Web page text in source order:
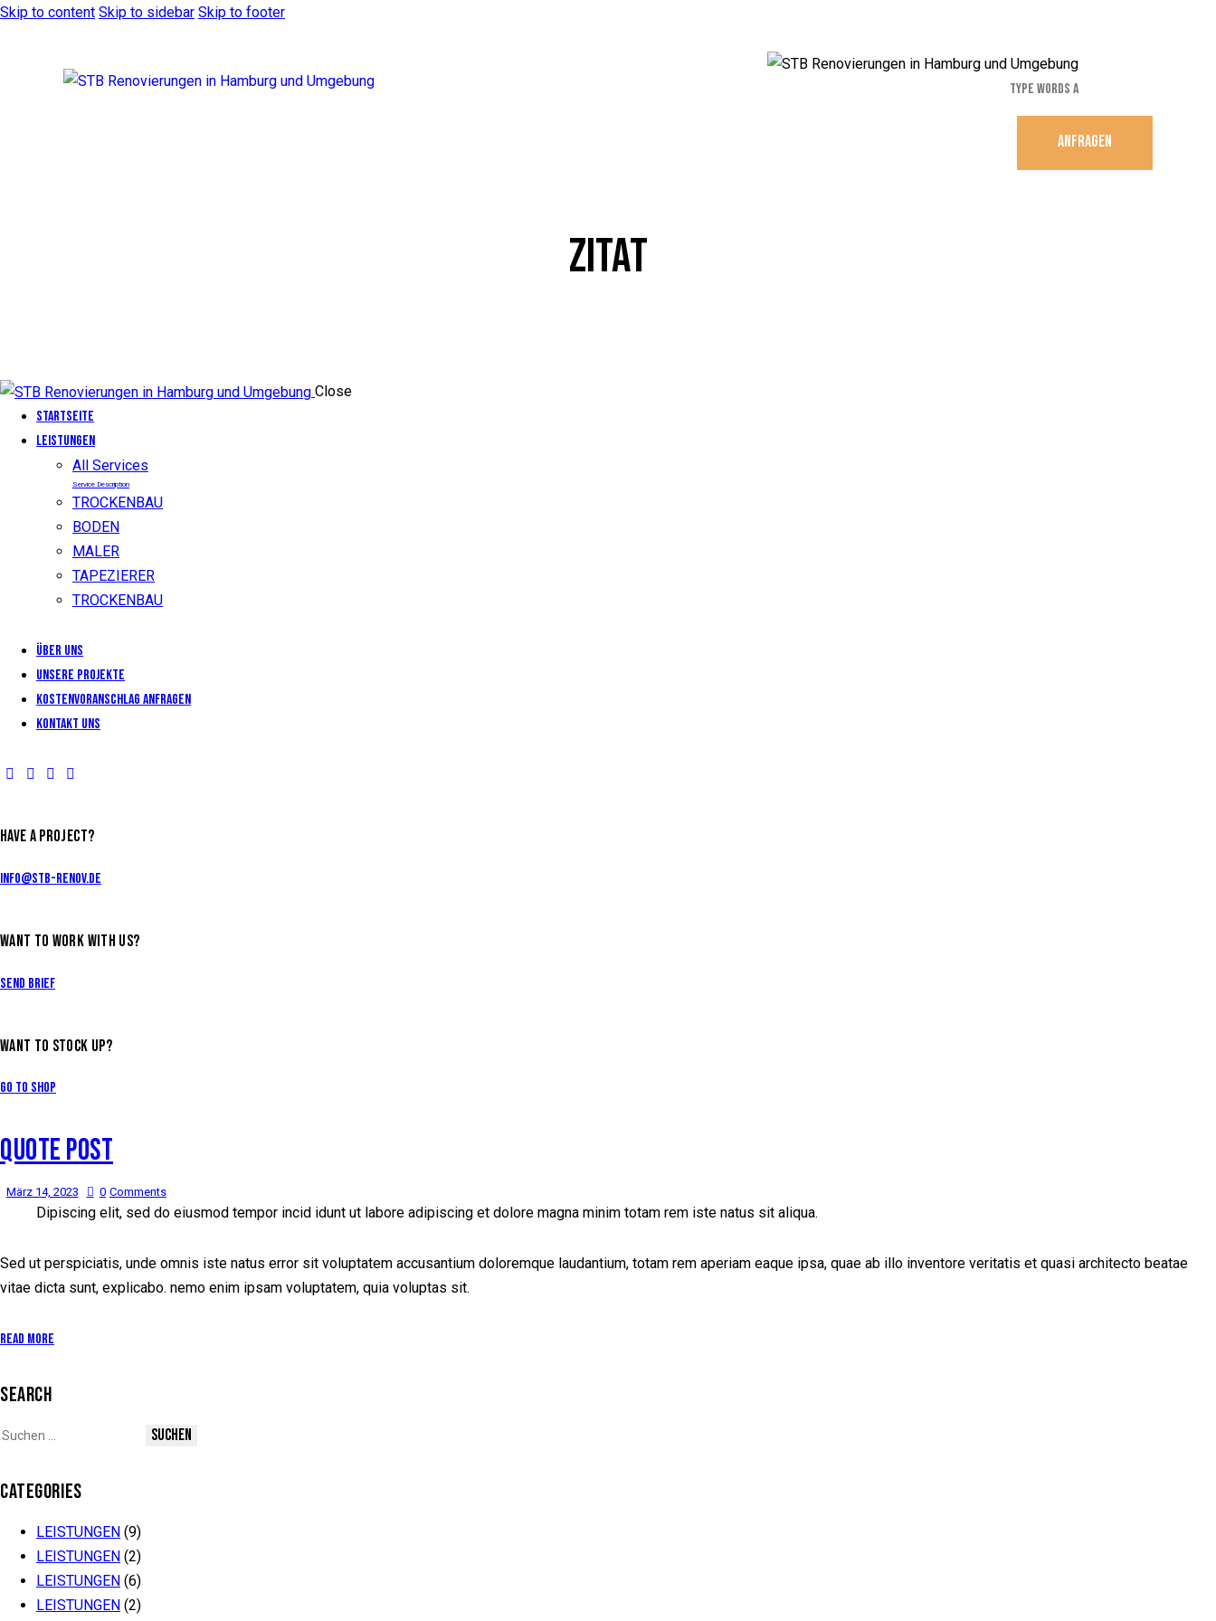
Skip to content Skip to sidebar Skip to footer
ANFRAGEN
ZITAT
Close
Startseite
LEISTUNGEN
All Services
Service Description
TROCKENBAU
BODEN
MALER
TAPEZIERER
TROCKENBAU
Über uns
Unsere Projekte
KOSTENVORANSCHLAG ANFRAGEN
Kontakt uns
HAVE A PROJECT?
info@stb-renov.de
WANT TO WORK WITH US?
Send Brief
WANT TO STOCK UP?
Go to Shop
QUOTE POST
März 14, 2023 0 Comments
Dipiscing elit, sed do eiusmod tempor incid idunt ut labore adipiscing et dolore magna minim totam rem iste natus sit aliqua.
Sed ut perspiciatis, unde omnis iste natus error sit voluptatem accusantium doloremque laudantium, totam rem aperiam eaque ipsa, quae ab illo inventore veritatis et quasi architecto beatae
vitae dicta sunt, explicabo. nemo enim ipsam voluptatem, quia voluptas sit.
Read More
SEARCH
CATEGORIES
LEISTUNGEN (9)
LEISTUNGEN (2)
LEISTUNGEN (6)
LEISTUNGEN (2)